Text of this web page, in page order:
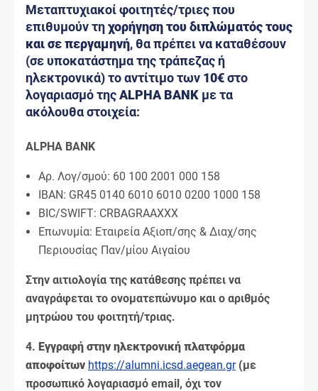
Μεταπτυχιακοί φοιτητές/τριες που
επιθυμούν τηχορήγηση του διπλώματός τους
και σε περγαμηνή, θα πρέπει να καταθέσουν
(σε υποκατάστημα της τράπεζας ή
ηλεκτρονικά) το αντίτιμο των 10€στο
λογαριασμό τηςALPHA BANK με τα
ακόλουθα στοιχεία:
ALPHA BANK
Αρ. Λογ/σμού: 60 100 2001 000 158
IBAN: GR45 0140 6010 6010 0200 1000 158
BIC/SWIFT: CRBAGRAAXXX
Επωνυμία: Εταιρεία Αξιοπ/σης & Διαχ/σης
Περιουσίας Παν/μίου Αιγαίου
Στην αιτιολογία της κατάθεσης πρέπει να
αναγράφεται το ονοματεπώνυμο και ο αριθμός
μητρώου του φοιτητή/τριας.
4. Εγγραφή στην ηλεκτρονική πλατφόρμα
αποφοίτων https://alumni.icsd.aegean.gr (με
προσωπικό λογαριασμό email, όχι τον